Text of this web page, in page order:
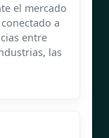
el mercado
a
entre
las